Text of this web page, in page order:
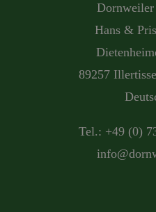
Hans &
89257
Tel.: +49 (0)